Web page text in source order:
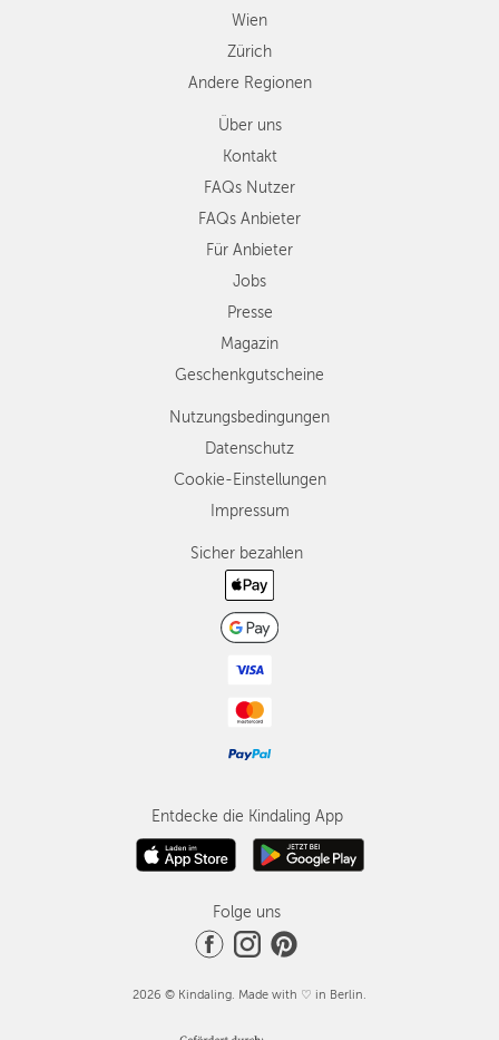
Wien
Zürich
Andere Regionen
Über uns
Kontakt
FAQs Nutzer
FAQs Anbieter
Für Anbieter
Jobs
Presse
Magazin
Geschenkgutscheine
Nutzungsbedingungen
Datenschutz
Cookie-Einstellungen
Impressum
Sicher bezahlen
Entdecke die Kindaling App
Folge uns
2026 © Kindaling. Made with ♡ in Berlin.